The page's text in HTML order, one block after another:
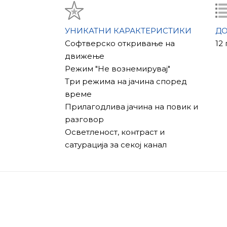
Изглед и екран
Уредите од SL линијата
во сребрена + црна и сребрена + бела
Екранот е 10 инчи со резолуција
Компатибилност
SL-10M е целосно компатибилен со
кој поддржува PAL/NTSC стандарди.
УНИКАТНИ КАРАКТЕРИСТИКИ
Софтверско откривање на
движење
Режим "Не вознемирувај"
Три режима на јачина според
време
Прилагодлива јачина на повик и
разговор
Осветленост, контраст и
сатурација за секој канал
12